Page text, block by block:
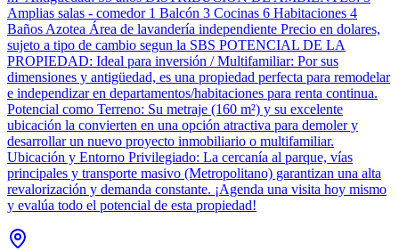
Amplias salas - comedor 1 Balcón 3 Cocinas 6 Habitaciones 4
Baños Azotea Área de lavandería independiente Precio en dolares,
sujeto a tipo de cambio segun la SBS POTENCIAL DE LA
PROPIEDAD: Ideal para inversión / Multifamiliar: Por sus
dimensiones y antigüedad, es una propiedad perfecta para remodelar
e independizar en departamentos/habitaciones para renta continua.
Potencial como Terreno: Su metraje (160 m²) y su excelente
ubicación la convierten en una opción atractiva para demoler y
desarrollar un nuevo proyecto inmobiliario o multifamiliar.
Ubicación y Entorno Privilegiado: La cercanía al parque, vías
principales y transporte masivo (Metropolitano) garantizan una alta
revalorización y demanda constante. ¡Agenda una visita hoy mismo
y evalúa todo el potencial de esta propiedad!